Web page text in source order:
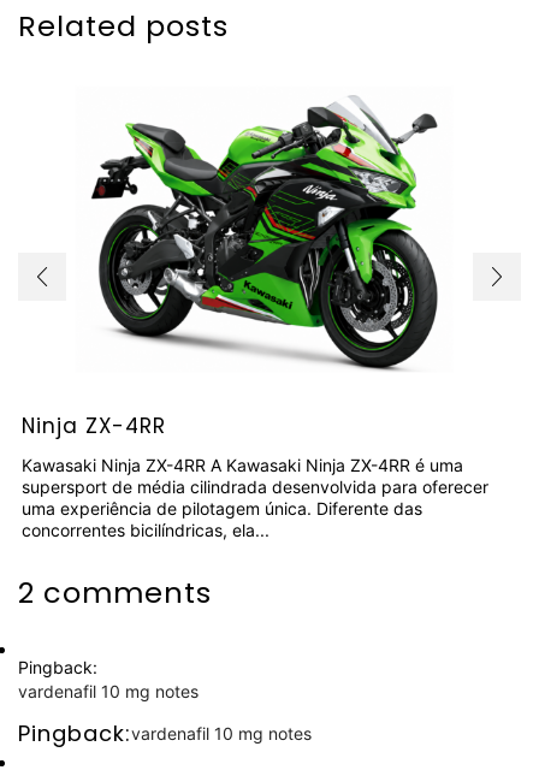
Related posts
Ninja ZX-4RR
Kawasaki Ninja ZX-4RR A Kawasaki Ninja ZX-4RR é uma
supersport de média cilindrada desenvolvida para oferecer
uma experiência de pilotagem única. Diferente das
concorrentes bicilíndricas, ela...
2 comments
Pingback:
vardenafil 10 mg notes
Pingback:vardenafil 10 mg notes